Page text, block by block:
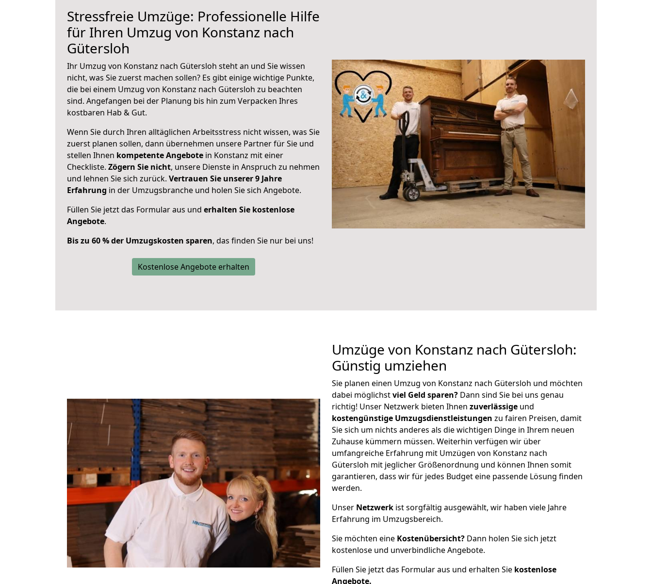
Stressfreie Umzüge: Professionelle Hilfe
für Ihren Umzug von Konstanz nach
Gütersloh
Ihr Umzug von Konstanz nach Gütersloh steht an und Sie wissen
nicht, was Sie zuerst machen sollen? Es gibt einige wichtige Punkte,
die bei einem Umzug von Konstanz nach Gütersloh zu beachten
sind. Angefangen bei der Planung bis hin zum Verpacken Ihres
kostbaren Hab & Gut.
Wenn Sie durch Ihren alltäglichen Arbeitsstress nicht wissen, was Sie
zuerst planen sollen, dann übernehmen unsere Partner für Sie und
stellen Ihnen kompetente Angebote in Konstanz mit einer
Checkliste. Zögern Sie nicht, unsere Dienste in Anspruch zu nehmen
und lehnen Sie sich zurück. Vertrauen Sie unserer 9 Jahre
Erfahrung in der Umzugsbranche und holen Sie sich Angebote.
Füllen Sie jetzt das Formular aus und erhalten Sie kostenlose
Angebote.
Bis zu 60 % der Umzugskosten sparen, das finden Sie nur bei uns!
Kostenlose Angebote erhalten
Umzüge von Konstanz nach Gütersloh:
Günstig umziehen
Sie planen einen Umzug von Konstanz nach Gütersloh und möchten
dabei möglichstviel Geld sparen? Dann sind Sie bei uns genau
richtig! Unser Netzwerk bieten Ihnen zuverlässige und
kostengünstige Umzugsdienstleistungen zu fairen Preisen, damit
Sie sich um nichts anderes als die wichtigen Dinge in Ihrem neuen
Zuhause kümmern müssen. Weiterhin verfügen wir über
umfangreiche Erfahrung mit Umzügen von Konstanz nach
Gütersloh mit jeglicher Größenordnung und können Ihnen somit
garantieren, dass wir für jedes Budget eine passende Lösung finden
werden.
Unser Netzwerk ist sorgfältig ausgewählt, wir haben viele Jahre
Erfahrung im Umzugsbereich.
Sie möchten eine Kostenübersicht? Dann holen Sie sich jetzt
kostenlose und unverbindliche Angebote.
Füllen Sie jetzt das Formular aus und erhalten Sie kostenlose
Angebote.